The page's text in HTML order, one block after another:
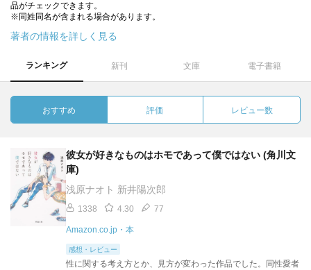
品がチェックできます。
※同姓同名が含まれる場合があります。
著者の情報を詳しく見る
ランキング 新刊 文庫 電子書籍
おすすめ 評価 レビュー数
彼女が好きなものはホモであって僕ではない (角川文
庫)
浅原ナオト 新井陽次郎
1338 4.30 77
Amazon.co.jp・本
感想・レビュー
性に関する考え方とか、見方が変わった作品でした。同性愛者